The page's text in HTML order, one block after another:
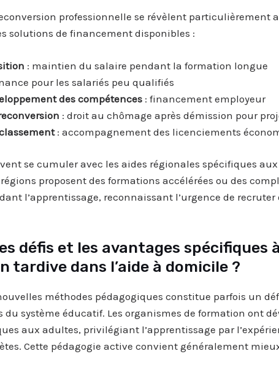
professionnelle se révèlent particulièrement
solutions de financement disponibles :
: maintien du salaire pendant la formation longue
pour les salariés peu qualifiés
des compétences : financement employeur
: droit au chômage après démission pour
: accompagnement des licenciements
se cumuler avec les aides régionales spécifiques
proposent des formations accélérées ou des
l’apprentissage, reconnaissant l’urgence de recruter
défis et les avantages spécifiques
tardive dans l’aide à domicile ?
méthodes pédagogiques constitue parfois un
système éducatif. Les organismes de formation ont
aux adultes, privilégiant l’apprentissage par
Cette pédagogie active convient généralement